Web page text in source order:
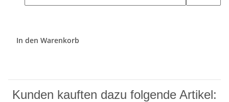
In den Warenkorb
Kunden kauften dazu folgende Artikel: